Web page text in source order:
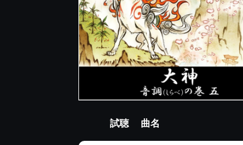
試聴 曲名